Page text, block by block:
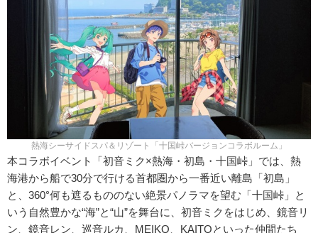
熱海シーサイドスパ＆リゾート「十国峠バージョンコラボルーム」
本コラボイベント「初音ミク×熱海・初島・十国峠」では、熱
海港から船で30分で行ける首都圏から一番近い離島「初島」
と、360°何も遮るもののない絶景パノラマを望む「十国峠」と
いう自然豊かな“海”と“山”を舞台に、初音ミクをはじめ、鏡音リ
ン、鏡音レン、巡音ルカ、MEIKO、KAITOといった仲間たち